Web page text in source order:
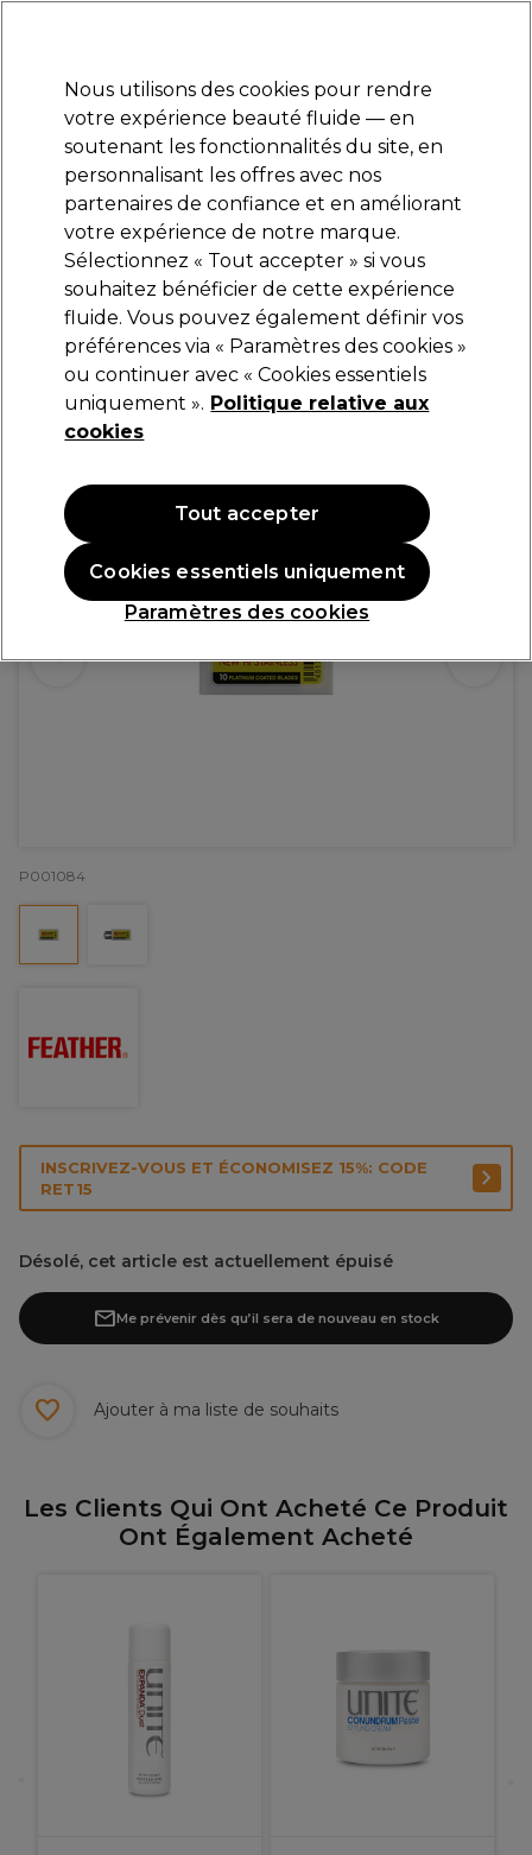
Se connecter
Marques Bons plans Coiffure Electro et Matériel
Livraison et délais
lire la suite
Feather Lames à Double Tranchant
10,99 €
P001084
INSCRIVEZ-VOUS ET ÉCONOMISEZ 15%: CODE
RET15
Désolé, cet article est actuellement épuisé
Me prévenir dès qu’il sera de nouveau en stock
Ajouter à ma liste de souhaits
Les Clients Qui Ont Acheté Ce Produit
Ont Également Acheté
Nous utilisons des cookies pour rendre
votre expérience beauté fluide — en
soutenant les fonctionnalités du site, en
personnalisant les offres avec nos
partenaires de confiance et en améliorant
votre expérience de notre marque.
Sélectionnez « Tout accepter » si vous
souhaitez bénéficier de cette expérience
fluide. Vous pouvez également définir vos
préférences via « Paramètres des cookies »
ou continuer avec « Cookies essentiels
uniquement ». Politique relative aux
cookies
Paramètres des cookies
Cookies essentiels uniquement
Tout accepter